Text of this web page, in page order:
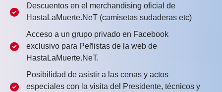
Descuentos en el merchandising oficial de
HastaLaMuerte.NeT (camisetas sudaderas etc)
Acceso a un grupo privado en Facebook
exclusivo para Peñistas de la web de
HastaLaMuerte.NeT.
Posibilidad de asistir a las cenas y actos
especiales con la visita del Presidente, técnicos y